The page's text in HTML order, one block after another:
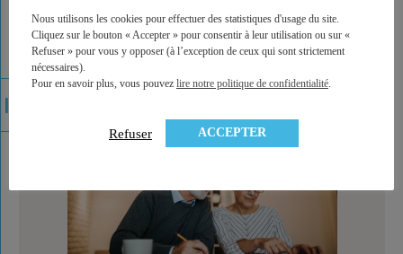
Nous utilisons les cookies pour effectuer des statistiques d'usage du site.
Cliquez sur le bouton « Accepter » pour consentir à leur utilisation ou sur «
Refuser » pour vous y opposer (à l’exception de ceux qui sont strictement
nécessaires).
Pour en savoir plus, vous pouvez lire notre politique de confidentialité.
Refuser ACCEPTER